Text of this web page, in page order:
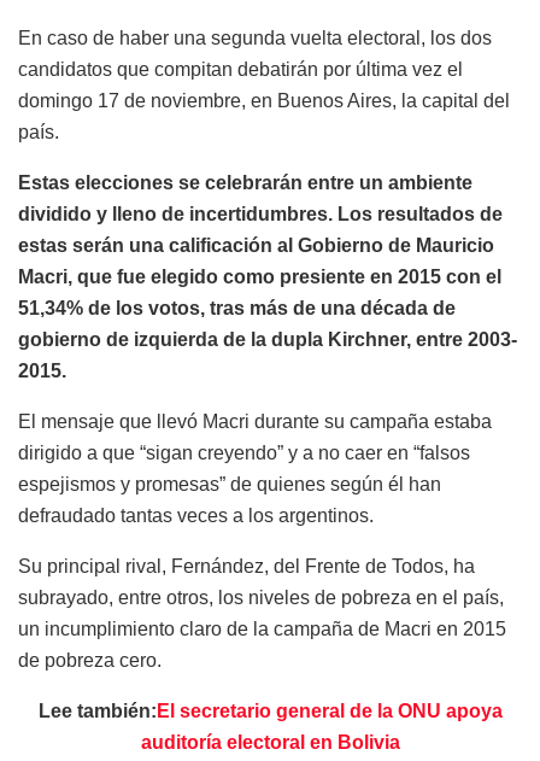
En caso de haber una segunda vuelta electoral, los dos
candidatos que compitan debatirán por última vez el
domingo 17 de noviembre, en Buenos Aires, la capital del
país.
Estas elecciones se celebrarán entre un ambiente
dividido y lleno de incertidumbres. Los resultados de
estas serán una calificación al Gobierno de Mauricio
Macri, que fue elegido como presiente en 2015 con el
51,34% de los votos, tras más de una década de
gobierno de izquierda de la dupla Kirchner, entre 2003-
2015.
El mensaje que llevó Macri durante su campaña estaba
dirigido a que “sigan creyendo” y a no caer en “falsos
espejismos y promesas” de quienes según él han
defraudado tantas veces a los argentinos.
Su principal rival, Fernández, del Frente de Todos, ha
subrayado, entre otros, los niveles de pobreza en el país,
un incumplimiento claro de la campaña de Macri en 2015
de pobreza cero.
Lee también: El secretario general de la ONU apoya
auditoría electoral en Bolivia